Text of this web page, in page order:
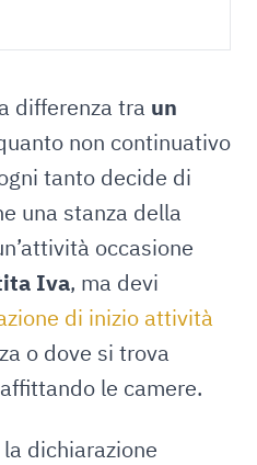
differenza tra un
non continuativo
tanto decide di
una stanza della
occasione
Iva, ma devi
di inizio attività
o dove si trova
le camere.
dichiarazione